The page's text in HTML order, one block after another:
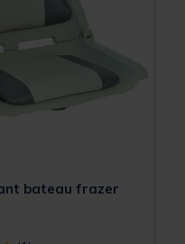
bateau frazer